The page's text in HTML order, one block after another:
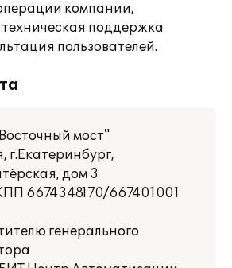
компании,
поддержка
пользователей.
мост"
г.Екатеринбург,
дом 3
6674348170/667401001
генерального